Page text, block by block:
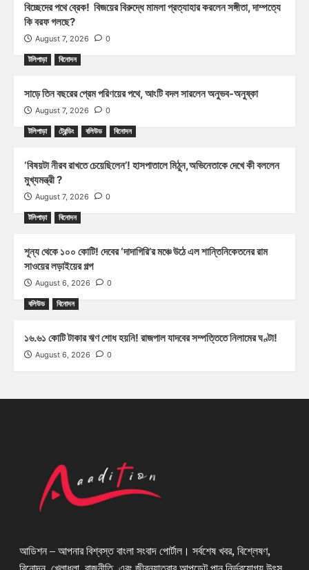
বিচ্ছেদের পথে ব্রেক! বিজয়ের বিরুদ্ধে মামলা প্রত্যাহার করলেন সঙ্গীতা, দাম্পত্যে
কি বরফ গলছে?
August 7, 2026 0
টলিপাড়া বিনোদন
সাড়ে তিন বছরের প্রেম পরিণয়ের পথে, আংটি বদল সারলেন অনুভব-অনুষ্কা
August 7, 2026 0
টলিপাড়া ট্রেন্ডিং বলিউড বিনোদন
‘বিষয়টা নীরব রাখতে চেয়েছিলেন’! হাসপাতালে মিঠুন,অভিনেতাকে দেখে কী বললেন
মুখ্যমন্ত্রী ?
August 7, 2026 0
টলিপাড়া বিনোদন
শূন্য থেকে ১০০ কোটি! দেবের ‘দাদাগিরি’র মঞ্চে উঠে এল শান্তিনিকেতনের রাম
সাওয়ের লড়াইয়ের গল্প
August 6, 2026 0
বলিউড বিনোদন
১৬.৬১ কোটি টাকার ঋণ শোধ হয়নি! রাজপাল যাদবের সম্পত্তিতে নিলামের ঘণ্টা!
August 6, 2026 0
আডিশন – আপনার বিশ্বস্ত বাংলা সংবাদ পোর্টাল। সর্বশেষ খবর, বিশ্লেষণ,